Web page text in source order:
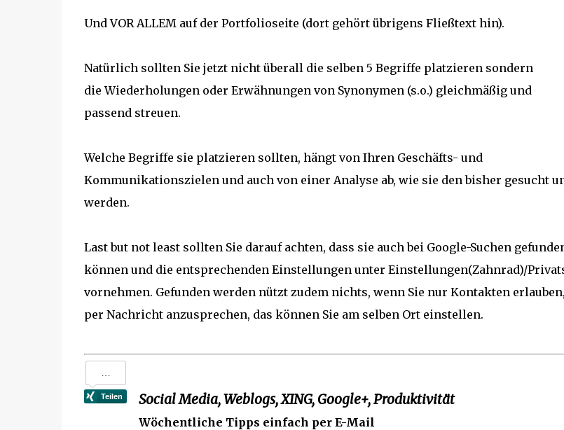
Und VOR ALLEM auf der Portfolioseite (dort gehört übrigens Fließtext hin).
Natürlich sollten Sie jetzt nicht überall die selben 5 Begriffe platzieren sondern
die Wiederholungen oder Erwähnungen von Synonymen (s.o.) gleichmäßig und
passend streuen.
Welche Begriffe sie platzieren sollten, hängt von Ihren Geschäfts- und
Kommunikationszielen und auch von einer Analyse ab, wie sie den bisher gesucht
werden.
Last but not least sollten Sie darauf achten, dass sie auch bei Google-Suchen
können und die entsprechenden Einstellungen unter Einstellungen(Zahnrad)/
vornehmen. Gefunden werden nützt zudem nichts, wenn Sie nur Kontakten
per Nachricht anzusprechen, das können Sie am selben Ort einstellen.
Social Media, Weblogs, XING, Google+, Produktivität
Wöchentliche Tipps einfach per E-Mail